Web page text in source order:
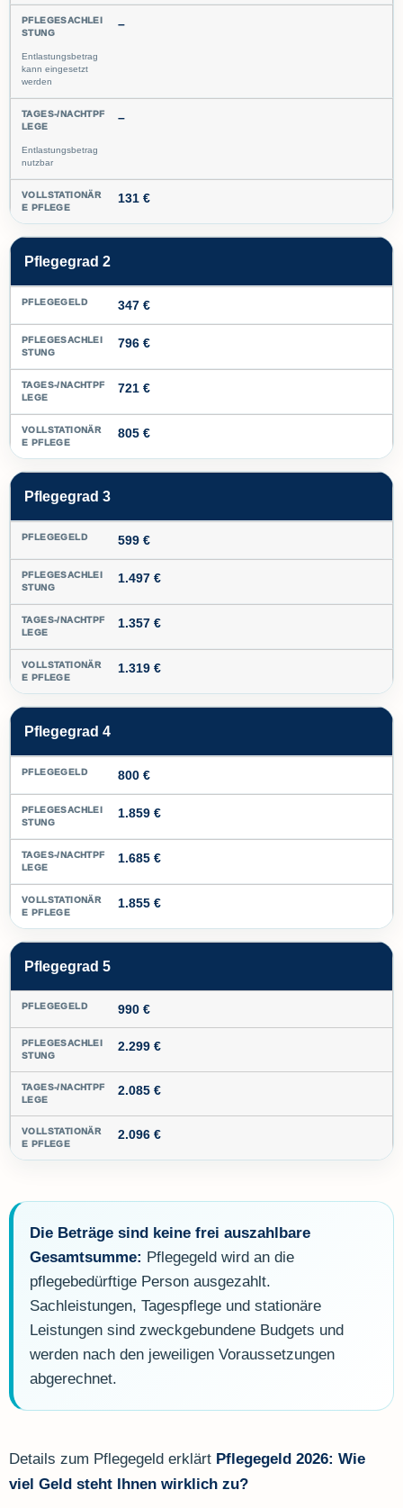
–
Entlastungsbetrag
kann eingesetzt
werden
–
Entlastungsbetrag
nutzbar
131 €
Pflegegrad 2
347 €
796 €
721 €
805 €
Pflegegrad 3
599 €
1.497 €
1.357 €
1.319 €
Pflegegrad 4
800 €
1.859 €
1.685 €
1.855 €
Pflegegrad 5
990 €
2.299 €
2.085 €
2.096 €
Die Beträge sind keine frei auszahlbare
Gesamtsumme: Pflegegeld wird an die
pflegebedürftige Person ausgezahlt.
Sachleistungen, Tagespflege und stationäre
Leistungen sind zweckgebundene Budgets und
werden nach den jeweiligen Voraussetzungen
abgerechnet.
Details zum Pflegegeld erklärt Pflegegeld 2026: Wie
viel Geld steht Ihnen wirklich zu?